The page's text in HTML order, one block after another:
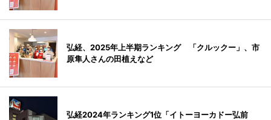
弘経、2025年上半期ランキング 「クルックー」、市
原隼人さんの田植えなど
弘経2024年ランキング1位「イトーヨーカドー弘前